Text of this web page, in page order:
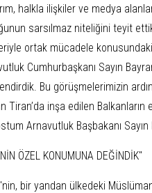
halkla ilişkiler ve medya
sarsılmaz niteliğini teyit
ortak mücadele konusundaki
Cumhurbaşkanı Sayın
Bu görüşmelerimizin
Tiran’da inşa edilen
Arnavutluk Başbakanı
ÖZEL KONUMUNA DEĞİNDİK"
bir yandan ülkedeki